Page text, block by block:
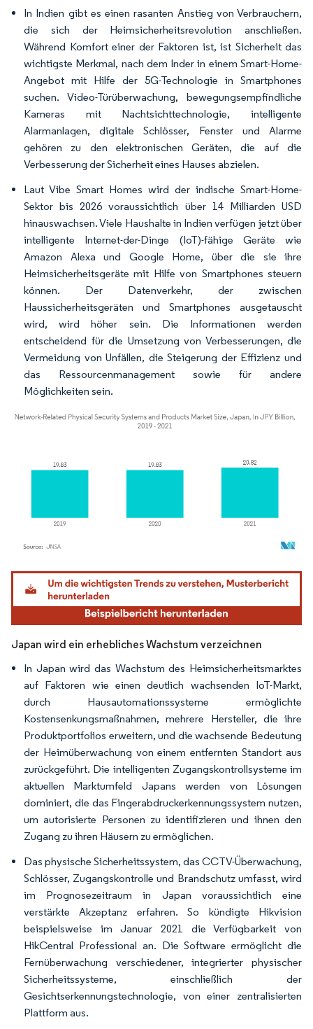
In Indien gibt es einen rasanten Anstieg von Verbrauchern,
die sich der Heimsicherheitsrevolution anschließen.
Während Komfort einer der Faktoren ist, ist Sicherheit das
wichtigste Merkmal, nach dem Inder in einem Smart-Home-
Angebot mit Hilfe der 5G-Technologie in Smartphones
suchen. Video-Türüberwachung, bewegungsempfindliche
Kameras mit Nachtsichttechnologie, intelligente
Alarmanlagen, digitale Schlösser, Fenster und Alarme
gehören zu den elektronischen Geräten, die auf die
Verbesserung der Sicherheit eines Hauses abzielen.
Laut Vibe Smart Homes wird der indische Smart-Home-
Sektor bis 2026 voraussichtlich über 14 Milliarden USD
hinauswachsen. Viele Haushalte in Indien verfügen jetzt über
intelligente Internet-der-Dinge (IoT)-fähige Geräte wie
Amazon Alexa und Google Home, über die sie ihre
Heimsicherheitsgeräte mit Hilfe von Smartphones steuern
können. Der Datenverkehr, der zwischen
Haussicherheitsgeräten und Smartphones ausgetauscht
wird, wird höher sein. Die Informationen werden
entscheidend für die Umsetzung von Verbesserungen, die
Vermeidung von Unfällen, die Steigerung der Effizienz und
das Ressourcenmanagement sowie für andere
Möglichkeiten sein.
Bild © Mordor Intelligence. Wiederverwendung erfordert Namensnennung gemäß
Japan wird ein erhebliches Wachstum verzeichnen
In Japan wird das Wachstum des Heimsicherheitsmarktes
auf Faktoren wie einen deutlich wachsenden IoT-Markt,
durch Hausautomationssysteme ermöglichte
Kostensenkungsmaßnahmen, mehrere Hersteller, die ihre
Produktportfolios erweitern, und die wachsende Bedeutung
der Heimüberwachung von einem entfernten Standort aus
zurückgeführt. Die intelligenten Zugangskontrollsysteme im
aktuellen Marktumfeld Japans werden von Lösungen
dominiert, die das Fingerabdruckerkennungssystem nutzen,
um autorisierte Personen zu identifizieren und ihnen den
Zugang zu ihren Häusern zu ermöglichen.
Das physische Sicherheitssystem, das CCTV-Überwachung,
Schlösser, Zugangskontrolle und Brandschutz umfasst, wird
im Prognosezeitraum in Japan voraussichtlich eine
verstärkte Akzeptanz erfahren. So kündigte Hikvision
beispielsweise im Januar 2021 die Verfügbarkeit von
HikCentral Professional an. Die Software ermöglicht die
Fernüberwachung verschiedener, integrierter physischer
Sicherheitssysteme, einschließlich der
Gesichtserkennungstechnologie, von einer zentralisierten
Plattform aus.